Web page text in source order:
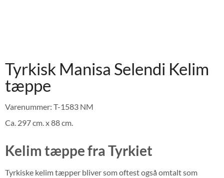
Tyrkisk Manisa Selendi Kelim
tæppe
Varenummer: T-1583 NM
Ca. 297 cm. x 88 cm.
Kelim tæppe fra Tyrkiet
Tyrkiske kelim tæpper bliver som oftest også omtalt som